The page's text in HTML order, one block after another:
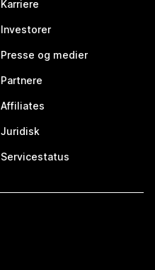
Karriere
Investorer
Presse og medier
Partnere
Affiliates
Juridisk
Servicestatus